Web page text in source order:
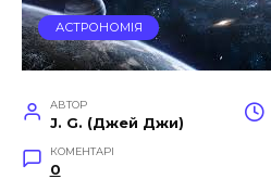
АСТРОНОМІЯ
АВТОР
J. G. (Джей Джи)
КОМЕНТАРІ
0